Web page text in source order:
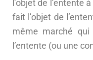
l’objet de l’entente
fait l’objet de
même marché
l’entente (ou une